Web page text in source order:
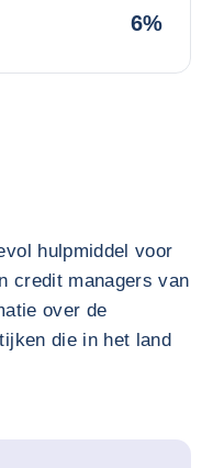
6%
hulpmiddel voor
credit managers van
over de
die in het land